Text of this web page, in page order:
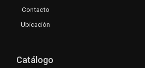
Contacto
Ubicación
Catálogo